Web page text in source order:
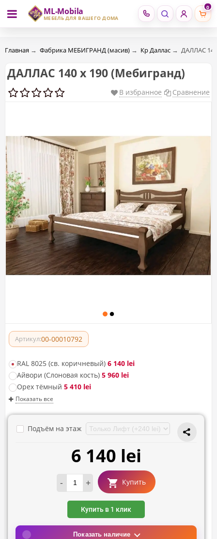
ML-Mobila
МЕБЕЛЬ ДЛЯ ВАШЕГО ДОМА
0
RU RO
Главная → Фабрика МЕБИГРАНД (масив) → Кр Даллас → ДАЛЛАС
ДАЛЛАС 140 х 190 (Mебигранд)
В избранное Сравнение
Артикул:00-00010792
RAL 8025 (св. коричневый) 6 140 lei
Айвори (Слоновая кость) 5 960 lei
Орех тёмный 5 410 lei
Показать все
Подъём на этаж
6 140 lei
- + Купить
Купить в 1 клик
Показать наличие